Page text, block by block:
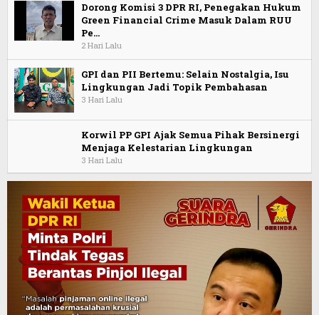
Dorong Komisi 3 DPR RI, Penegakan Hukum
Green Financial Crime Masuk Dalam RUU
Pe…
2 Hari Lalu
GPI dan PII Bertemu: Selain Nostalgia, Isu
Lingkungan Jadi Topik Pembahasan
3 Hari Lalu
Korwil PP GPI Ajak Semua Pihak Bersinergi
Menjaga Kelestarian Lingkungan
3 Hari Lalu